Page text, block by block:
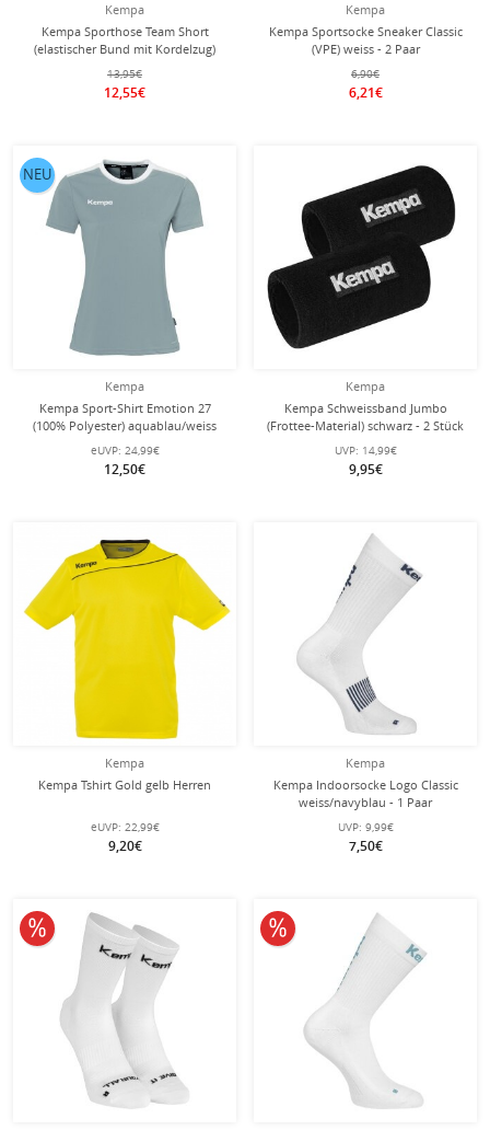
Kempa
Kempa Sporthose Team Short
(elastischer Bund mit Kordelzug)
kurz weiss Herren
13,95€
12,55€
Kempa
Kempa Sportsocke Sneaker Classic
(VPE) weiss - 2 Paar
6,90€
6,21€
Kempa
Kempa Sport-Shirt Emotion 27
(100% Polyester) aquablau/weiss
Damen
eUVP: 24,99€
12,50€
NEU
Kempa
Kempa Schweissband Jumbo
(Frottee-Material) schwarz - 2 Stück
UVP: 14,99€
9,95€
Kempa
Kempa Tshirt Gold gelb Herren
eUVP: 22,99€
9,20€
Kempa
Kempa Indoorsocke Logo Classic
weiss/navyblau - 1 Paar
UVP: 9,99€
7,50€
10% reduziert 10% reduziert